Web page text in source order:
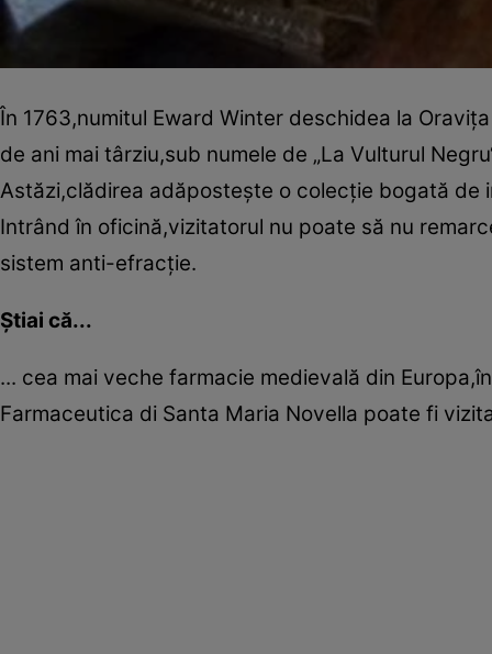
În 1763,numitul Eward Winter deschidea la
de ani mai târziu,sub numele de „La Vulturul
Astăzi,clădirea adăposteşte o colecţie bogată
Intrând în oficină,vizitatorul nu poate să nu
sistem anti-efracţie.
Ştiai că...
... cea mai veche farmacie medievală din
Farmaceutica di Santa Maria Novella poate fi